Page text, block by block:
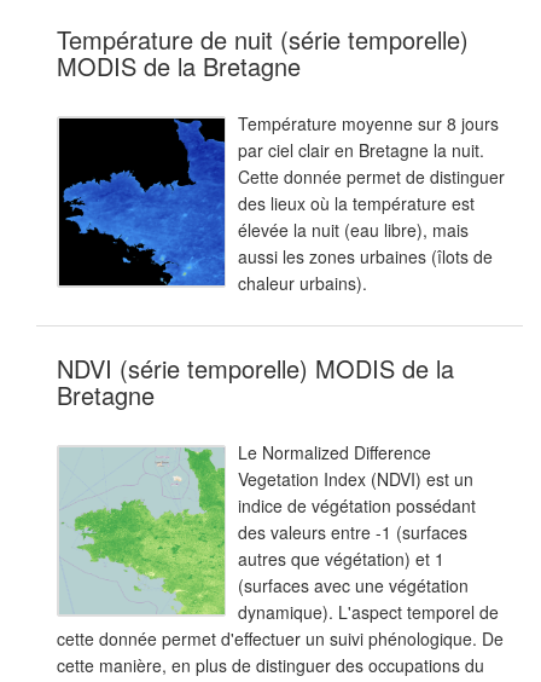
Température de nuit (série temporelle)
MODIS de la Bretagne
Température moyenne sur 8 jours
par ciel clair en Bretagne la nuit.
Cette donnée permet de distinguer
des lieux où la température est
élevée la nuit (eau libre), mais
aussi les zones urbaines (îlots de
chaleur urbains).
NDVI (série temporelle) MODIS de la
Bretagne
Le Normalized Difference
Vegetation Index (NDVI) est un
indice de végétation possédant
des valeurs entre -1 (surfaces
autres que végétation) et 1
(surfaces avec une végétation
dynamique). L'aspect temporel de
cette donnée permet d'effectuer un suivi phénologique. De
cette manière, en plus de distinguer des occupations du